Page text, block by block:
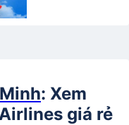
: Xem
giá rẻ